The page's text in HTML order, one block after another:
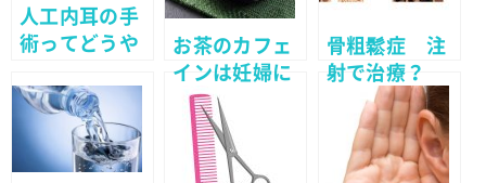
人工内耳の手
術ってどうや
と病院は？
お茶のカフェ
インは妊婦に
悪いの？
骨粗鬆症 注
射で治療？